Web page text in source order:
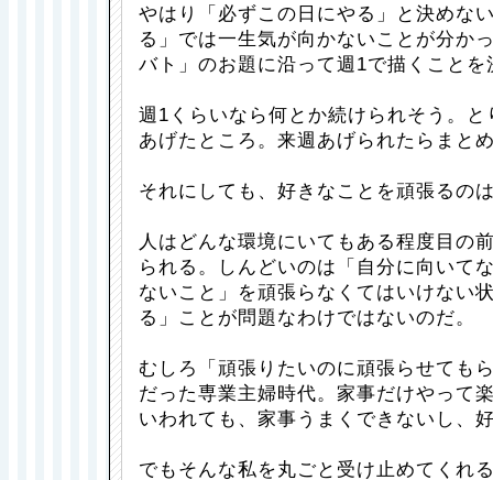
やはり「必ずこの日にやる」と決めな
る」では一生気が向かないことが分か
バト」のお題に沿って週1で描くことを
週1くらいなら何とか続けられそう。
あげたところ。来週あげられたらまと
それにしても、好きなことを頑張るの
人はどんな環境にいてもある程度目の
られる。しんどいのは「自分に向いて
ないこと」を頑張らなくてはいけない
る」ことが問題なわけではないのだ。
むしろ「頑張りたいのに頑張らせても
だった専業主婦時代。家事だけやって
いわれても、家事うまくできないし、
でもそんな私を丸ごと受け止めてくれ